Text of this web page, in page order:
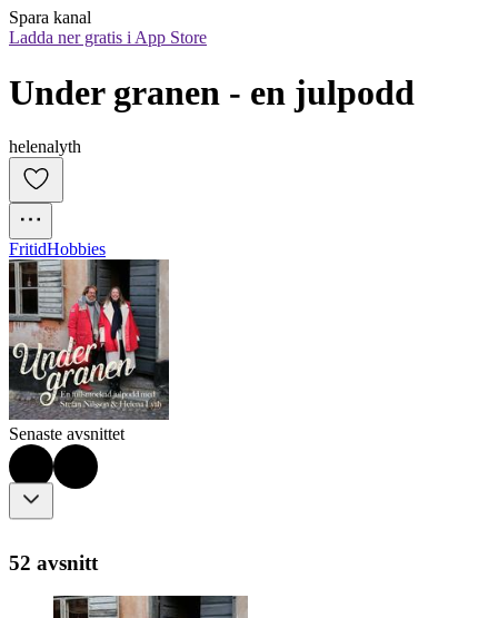
Spara kanal
Ladda ner gratis i App Store
Under granen - en julpodd
helenalyth
FritidHobbies
Senaste avsnittet
52 avsnitt